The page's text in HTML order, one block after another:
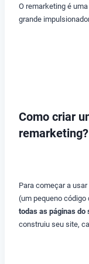
O remarketing é
grande
Como criar
remarketing?
Para começar a
(um pequeno código
todas as páginas do
construiu seu site,